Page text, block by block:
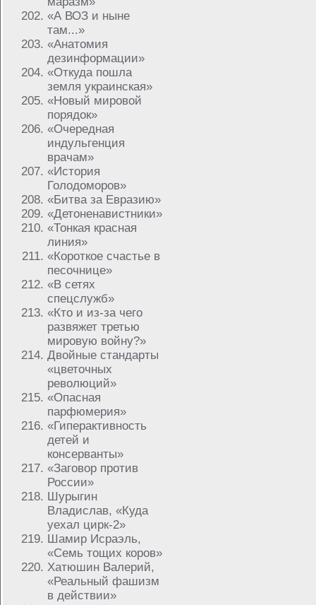
«А ВОЗ и ныне
там...»
«Анатомия
дезинформации»
«Откуда пошла
земля украинская»
«Новый мировой
порядок»
«Очередная
индульгенция
врачам»
«История
Голодоморов»
«Битва за Евразию»
«Детоненавистники»
«Тонкая красная
линия»
«Короткое счастье в
песочнице»
«В сетях
спецслужб»
«Кто и из-за чего
развяжет третью
мировую войну?»
Двойные стандарты
«цветочных
революций»
«Опасная
парфюмерия»
«Гиперактивность
детей и
консерванты»
«Заговор против
России»
Шурыгин
Владислав, «Куда
уехал цирк-2»
Шамир Исраэль,
«Семь тощих коров»
Хатюшин Валерий,
«Реальный фашизм
в действии»